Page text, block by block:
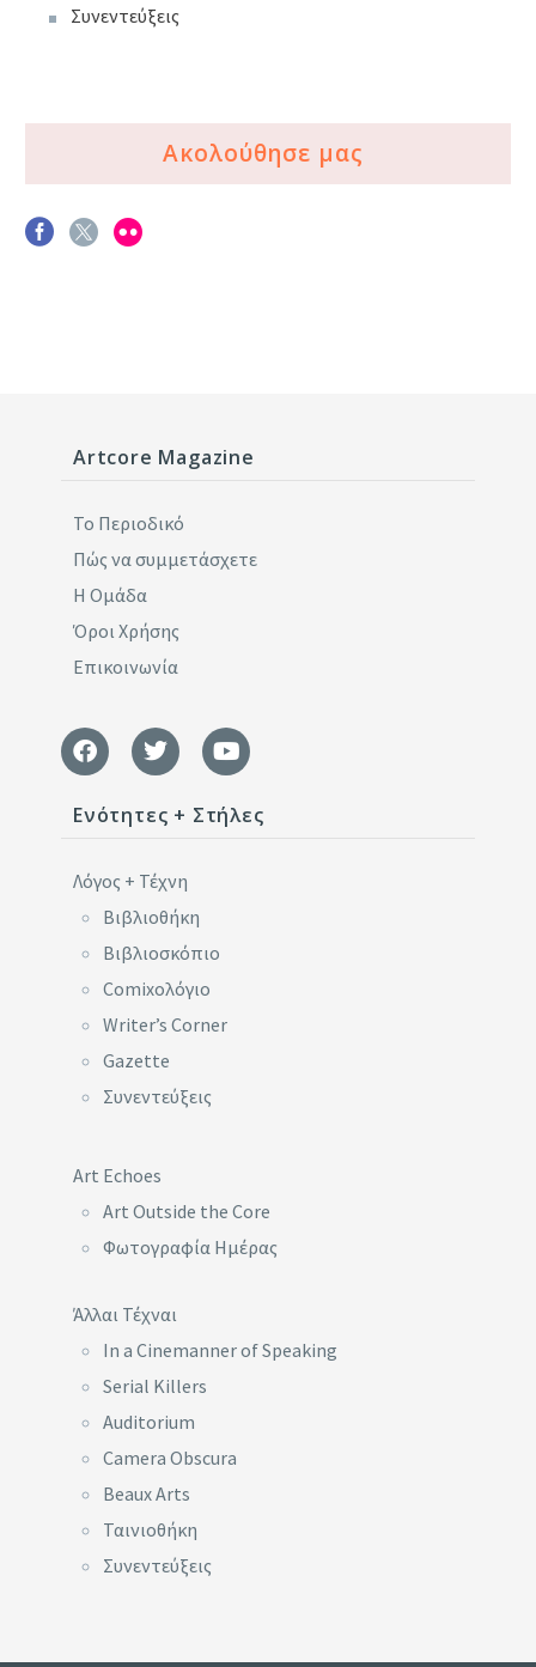
Συνεντεύξεις
Ακολούθησε μας
Artcore Magazine
Το Περιοδικό
Πώς να συμμετάσχετε
Η Ομάδα
Όροι Χρήσης
Επικοινωνία
Ενότητες + Στήλες
Λόγος + Τέχνη
Βιβλιοθήκη
Βιβλιοσκόπιο
Comixoλόγιο
Writer’s Corner
Gazette
Συνεντεύξεις
Art Echoes
Art Outside the Core
Φωτογραφία Ημέρας
Άλλαι Τέχναι
In a Cinemanner of Speaking
Serial Killers
Auditorium
Camera Obscura
Beaux Arts
Ταινιοθήκη
Συνεντεύξεις